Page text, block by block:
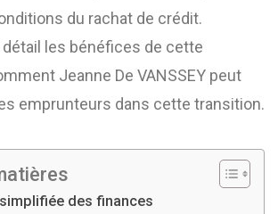
du rachat de crédit.
les bénéfices de cette
Jeanne De VANSSEY peut
emprunteurs dans cette transition.
des finances